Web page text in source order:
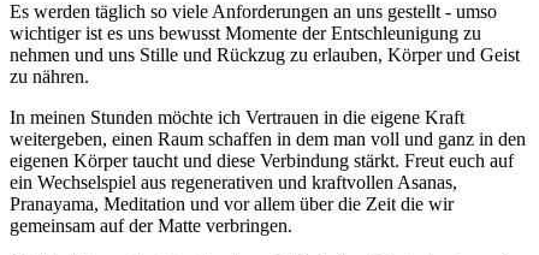
Es werden täglich so viele Anforderungen an uns gestellt - umso
wichtiger ist es uns bewusst Momente der Entschleunigung zu
nehmen und uns Stille und Rückzug zu erlauben, Körper und Geist
zu nähren.
In meinen Stunden möchte ich Vertrauen in die eigene Kraft
weitergeben, einen Raum schaffen in dem man voll und ganz in den
eigenen Körper taucht und diese Verbindung stärkt. Freut euch auf
ein Wechselspiel aus regenerativen und kraftvollen Asanas,
Pranayama, Meditation und vor allem über die Zeit die wir
gemeinsam auf der Matte verbringen.